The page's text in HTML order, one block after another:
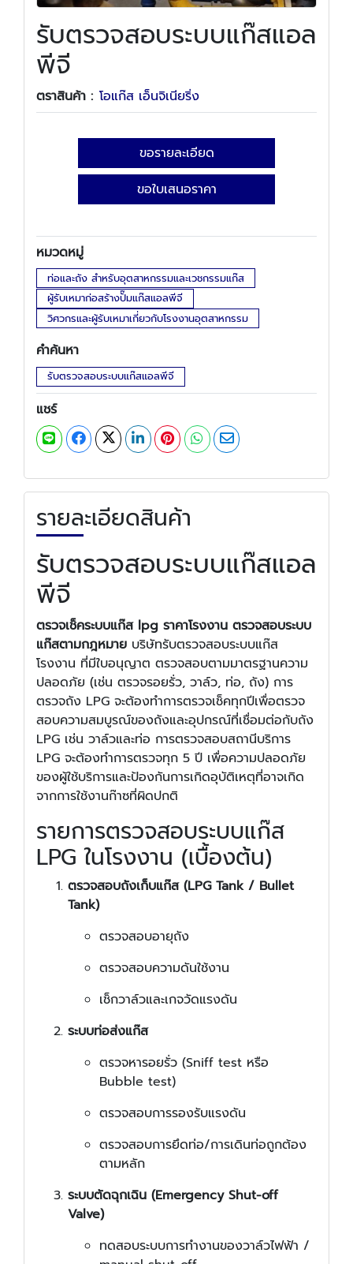
รับตรวจสอบระบบแก๊สแอล
พีจี
ตราสินค้า : โอแก๊ส เอ็นจิเนียริ่ง
ขอรายละเอียด
ขอใบเสนอราคา
หมวดหมู่
ท่อและถัง สำหรับอุตสาหกรรมและเวชกรรมแก๊ส
ผู้รับเหมาก่อสร้างปั๊มแก๊สแอลพีจี
วิศวกรและผู้รับเหมาเกี่ยวกับโรงงานอุตสาหกรรม
คำค้นหา
รับตรวจสอบระบบแก๊สแอลพีจี
แชร์
รายละเอียดสินค้า
รับตรวจสอบระบบแก๊สแอล
พีจี
ตรวจเช็คระบบแก๊ส lpg ราคาโรงงาน ตรวจสอบระบบ
แก๊สตามกฎหมาย บริษัทรับตรวจสอบระบบแก๊ส
โรงงาน ที่มีใบอนุญาต ตรวจสอบตามมาตรฐานความ
ปลอดภัย (เช่น ตรวจรอยรั่ว, วาล์ว, ท่อ, ถัง) การ
ตรวจถัง LPG จะต้องทำการตรวจเช็คทุกปีเพื่อตรวจ
สอบความสมบูรณ์ของถังและอุปกรณ์ที่เชื่อมต่อกับถัง
LPG เช่น วาล์วและท่อ การตรวจสอบสถานีบริการ
LPG จะต้องทำการตรวจทุก 5 ปี เพื่อความปลอดภัย
ของผู้ใช้บริการและป้องกันการเกิดอุบัติเหตุที่อาจเกิด
จากการใช้งานก๊าซที่ผิดปกติ
รายการตรวจสอบระบบแก๊ส
LPG ในโรงงาน (เบื้องต้น)
ตรวจสอบถังเก็บแก๊ส (LPG Tank / Bullet
Tank)
ตรวจสอบอายุถัง
ตรวจสอบความดันใช้งาน
เช็กวาล์วและเกจวัดแรงดัน
ระบบท่อส่งแก๊ส
ตรวจหารอยรั่ว (Sniff test หรือ
Bubble test)
ตรวจสอบการรองรับแรงดัน
ตรวจสอบการยึดท่อ/การเดินท่อถูกต้อง
ตามหลัก
ระบบตัดฉุกเฉิน (Emergency Shut-off
Valve)
ทดสอบระบบการทำงานของวาล์วไฟฟ้า /